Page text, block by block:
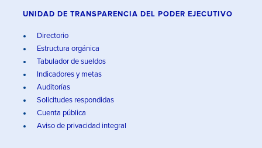
UNIDAD DE TRANSPARENCIA DEL PODER EJECUTIVO
Directorio
Estructura orgánica
Tabulador de sueldos
Indicadores y metas
Auditorías
Solicitudes respondidas
Cuenta pública
Aviso de privacidad integral